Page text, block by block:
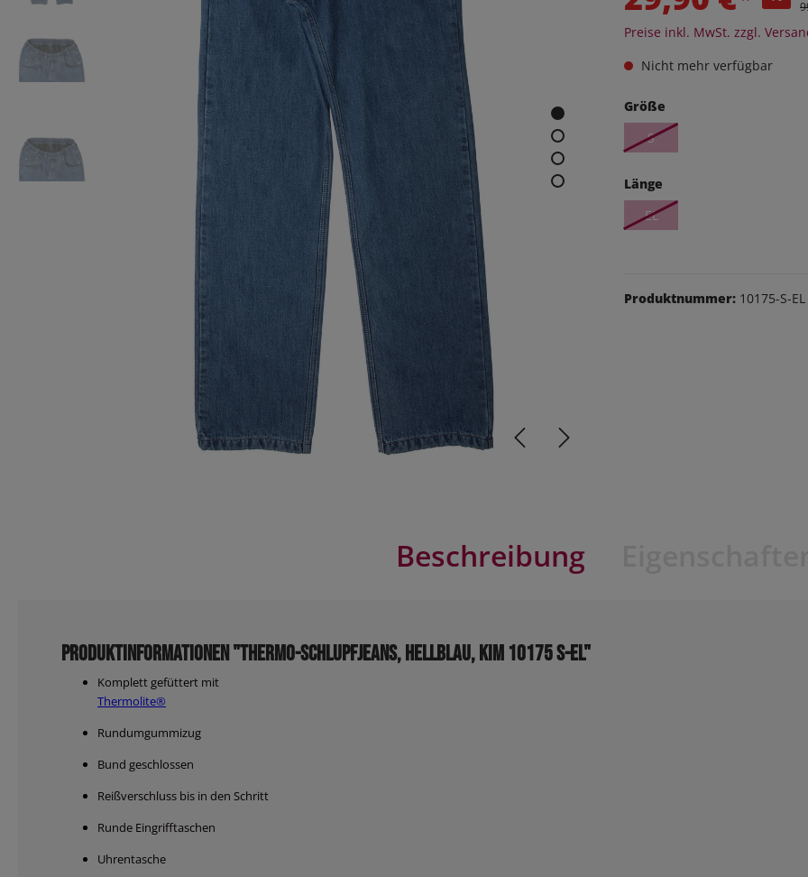
Freizeithosen
Bermudas
Unterwäsche Schuhe
Oberteile
Preise inkl. MwSt. zzgl.
Nicht mehr verfügbar
Größe
S
Länge
EL
Produktnummer: 10175-S-EL
Beschreibung
Produktinformationen "Thermo-Schlupfjeans, Hellblau, KIM 10175 S-EL"
Komplett gefüttert mit
Thermolite®
Rundumgummizug
Bund geschlossen
Reißverschluss bis in den Schritt
Runde Eingrifftaschen
Uhrentasche